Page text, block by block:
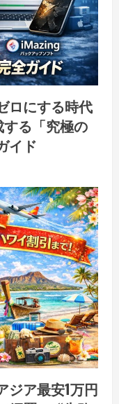
ロにする時代
する「究極の
イド
ジア最安1万円